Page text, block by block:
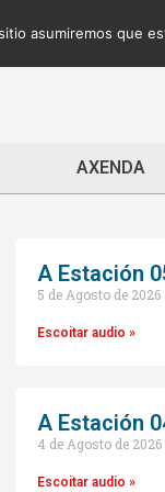
AXENDA
A Estación
5 de Agosto de 2026
Escoitar audio »
A Estación
4 de Agosto de 2026
Escoitar audio »
asumiremos que